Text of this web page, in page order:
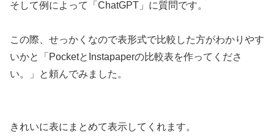
そして例によって「ChatGPT」に質問です。
この際、せっかくなので表形式で比較した方がわかりやす
いかと「PocketとInstapaperの比較表を作ってくださ
い。」と頼んでみました。
きれいに表にまとめて表示してくれます。